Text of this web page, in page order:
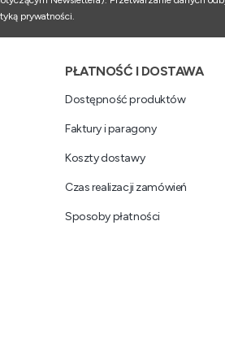
prywatności.
PŁATNOŚĆ I DOSTAWA
Dostępność produktów
Faktury i paragony
Koszty dostawy
Czas realizacji zamówień
Sposoby płatności